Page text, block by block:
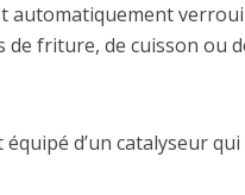
de friture, de cuisson ou
d’un catalyseur